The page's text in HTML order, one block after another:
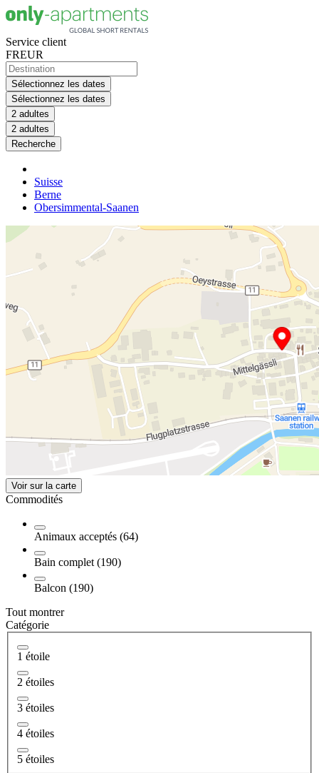
Service client
FREUR
Sélectionnez les dates
Sélectionnez les dates
2 adultes
2 adultes
Recherche
Suisse
Berne
Obersimmental-Saanen
Voir sur la carte
Commodités
Animaux acceptés (64)
Bain complet (190)
Balcon (190)
Tout montrer
Catégorie
1 étoile
2 étoiles
3 étoiles
4 étoiles
5 étoiles